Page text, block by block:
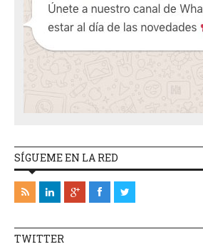
SÍGUEME EN LA RED
TWITTER